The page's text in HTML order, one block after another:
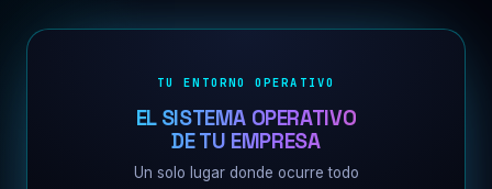
TU ENTORNO OPERATIVO
EL SISTEMA OPERATIVO
DE TU EMPRESA
Un solo lugar donde ocurre todo